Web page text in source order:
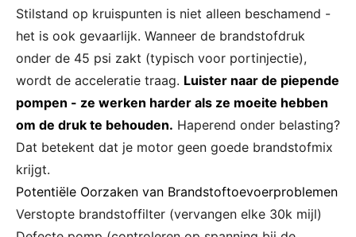
Stilstand op kruispunten is niet alleen beschamend -
het is ook gevaarlijk. Wanneer de brandstofdruk
onder de 45 psi zakt (typisch voor portinjectie),
wordt de acceleratie traag. Luister naar de piepende
pompen - ze werken harder als ze moeite hebben
om de druk te behouden. Haperend onder belasting?
Dat betekent dat je motor geen goede brandstofmix
krijgt.
Potentiële Oorzaken van Brandstoftoevoerproblemen
Verstopte brandstoffilter (vervangen elke 30k mijl)